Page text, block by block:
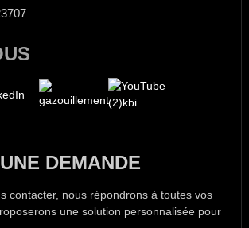
DEMANDE
contacter, nous répondrons à toutes vos
une solution personnalisée pour